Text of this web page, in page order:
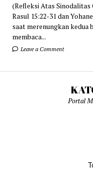
(Refleksi Atas Sinodalitas
Rasul 15:22-31 dan
saat merenungkan kedua
membaca...
Leave a Comment
Portal